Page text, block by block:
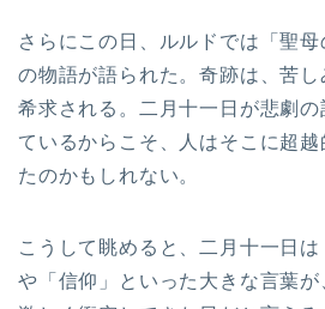
さらにこの日、ルルドでは「聖
の物語が語られた。奇跡は、苦
希求される。二月十一日が悲劇
ているからこそ、人はそこに超
たのかもしれない。
こうして眺めると、二月十一日は
や「信仰」といった大きな言葉